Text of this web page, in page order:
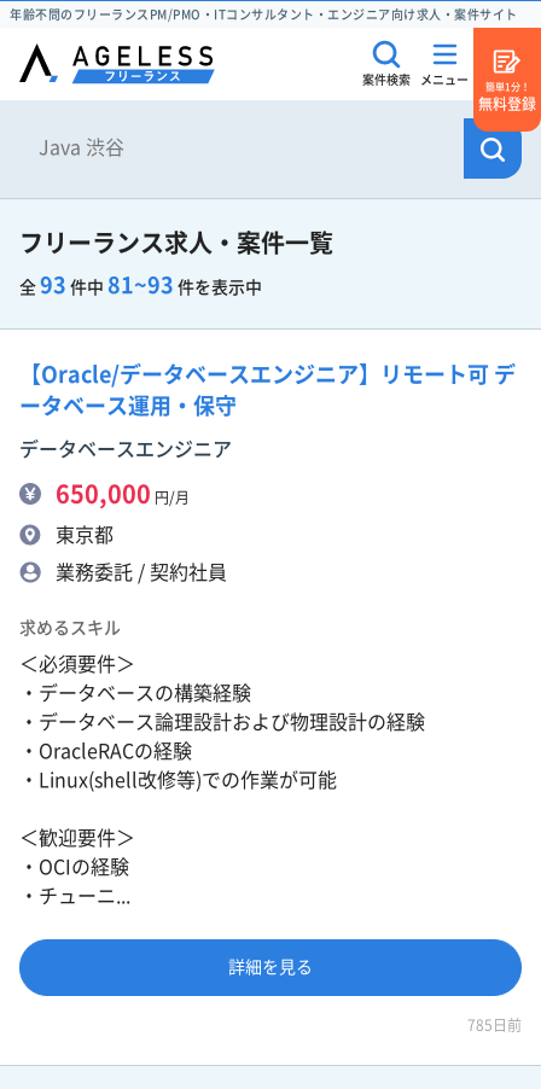
年齢不問のフリーランスPM/PMO・ITコンサルタント・エンジニア向け求人・案件サイト
案件検索 メニュー
簡単1分！
無料登録
フリーランス求人・案件一覧
全 93 件中 81~93 件を表示中
【Oracle/データベースエンジニア】リモート可 デ
ータベース運用・保守
データベースエンジニア
650,000 円/月
東京都
業務委託 / 契約社員
求めるスキル
＜必須要件＞
・データベースの構築経験
・データベース論理設計および物理設計の経験
・OracleRACの経験
・Linux(shell改修等)での作業が可能
＜歓迎要件＞
・OCIの経験
・チューニ...
詳細を見る
785日前